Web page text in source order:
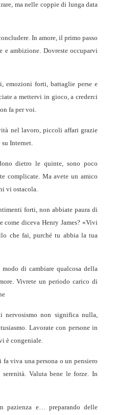
ma nelle coppie di lunga data
In amore, il primo passo
e ambizione. Dovreste occuparvi
emozioni forti, battaglie perse e
a mettervi in gioco, a crederci
fa per voi.
nel lavoro, piccoli affari grazie
su Internet.
dietro le quinte, sono poco
complicate. Ma avete un amico
vi ostacola.
forti, non abbiate paura di
come diceva Henry James? «Vivi
che fai, purché tu abbia la tua
di cambiare qualcosa della
Vivrete un periodo carico di
nervosismo non significa nulla,
Lavorate con persone in
è congeniale.
fa viva una persona o un pensiero
Valuta bene le forze. In
pazienza e… preparando delle